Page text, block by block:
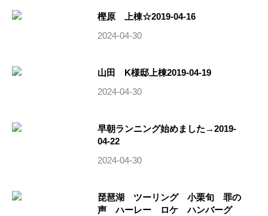
樫原 上棟☆2019-04-16
2024-04-30
山田 K様邸上棟2019-04-19
2024-04-30
早朝ランニング始めました→2019-
04-22
2024-04-30
琵琶湖 ツーリング 小栗旬 罪の
声 ハーレー ロケ ハンバーグ